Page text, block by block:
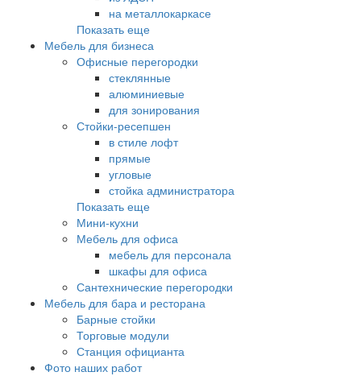
на металлокаркасе
Показать еще
Мебель для бизнеса
Офисные перегородки
стеклянные
алюминиевые
для зонирования
Стойки-ресепшен
в стиле лофт
прямые
угловые
стойка администратора
Показать еще
Мини-кухни
Мебель для офиса
мебель для персонала
шкафы для офиса
Сантехнические перегородки
Мебель для бара и ресторана
Барные стойки
Торговые модули
Станция официанта
Фото наших работ